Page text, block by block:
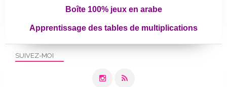
SUIVEZ-MOI
Boîte 100% jeux en arabe
Apprentissage des tables de multiplications